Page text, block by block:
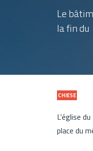
Le
la fin du
CHIESE
L'église
place du